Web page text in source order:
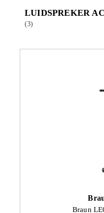
LUIDSPREKER
(3)
Braun